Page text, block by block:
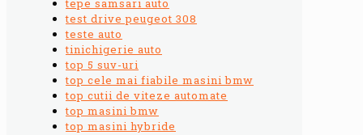
test drive peugeot 308
teste auto
tinichigerie auto
top 5 suv-uri
top cele mai fiabile masini bmw
top cutii de viteze automate
top masini bmw
top masini hybride